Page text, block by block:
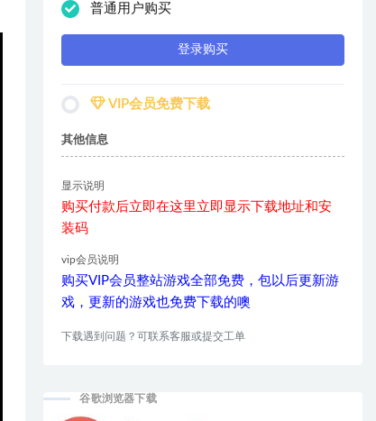
普通用户购买
登录购买
VIP会员免费下载
其他信息
显示说明
购买付款后立即在这里立即显示下载地址和安
装码
vip会员说明
购买VIP会员整站游戏全部免费，包以后更新游
戏，更新的游戏也免费下载的噢
下载遇到问题？可联系客服或提交工单
谷歌浏览器下载